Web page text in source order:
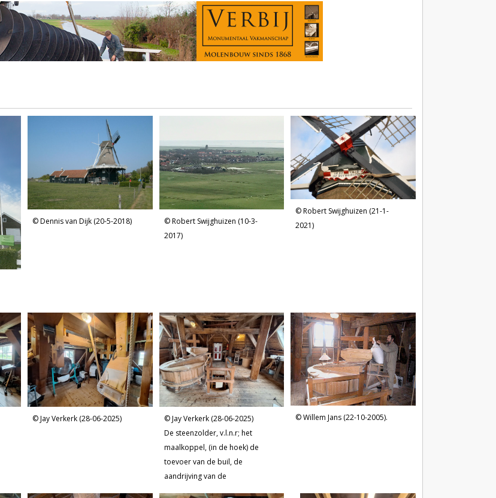
Dennis van Dijk (20-5-2018)
Robert Swijghuizen (10-3-
2017)
Robert Swijghuizen (21-1-
2021)
Jay Verkerk (28-06-2025)
Jay Verkerk (28-06-2025)
De steenzolder, v.l.n.r; het
maalkoppel, (in de hoek) de
toevoer van de buil, de
aandrijving van de
Willem Jans (22-10-2005).